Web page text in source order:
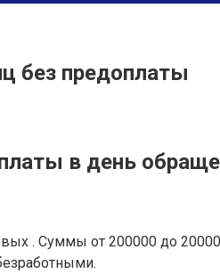
без предоплаты
в день
. Суммы от 200000 до